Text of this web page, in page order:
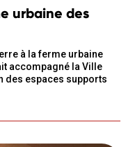
urbaine des
à la ferme urbaine
accompagné la Ville
des espaces supports